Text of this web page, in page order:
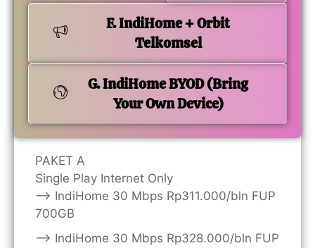
F. IndiHome + Orbit
Telkomsel
G. IndiHome BYOD (Bring
Your Own Device)
PAKET A
Single Play Internet Only
——> IndiHome 30 Mbps Rp311.000/bln FUP
700GB
——> IndiHome 30 Mbps Rp328.000/bln FUP